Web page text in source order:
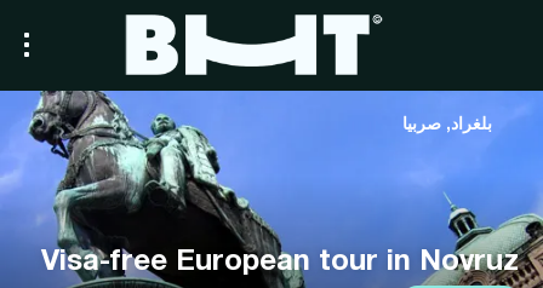
Visa-free European tour in Novruz
بلغراد, صربيا